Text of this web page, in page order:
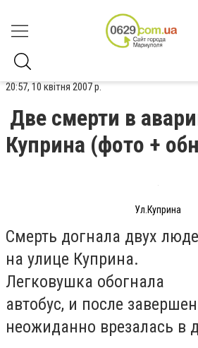
20:57, 10 квітня 2007 р.
Две смерти в
Куприна (фото +
Ул.Куприна
Смерть догнала двух
на улице Куприна.
Легковушка обогнала
автобус, и после
неожиданно врезалась в